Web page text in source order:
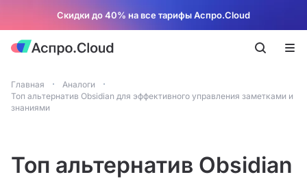
Скидки до 40% на все тарифы Аспро.Cloud
Главная
Аналоги
Топ альтернатив Obsidian для эффективного управления заметками и
знаниями
Топ альтернатив Obsidian